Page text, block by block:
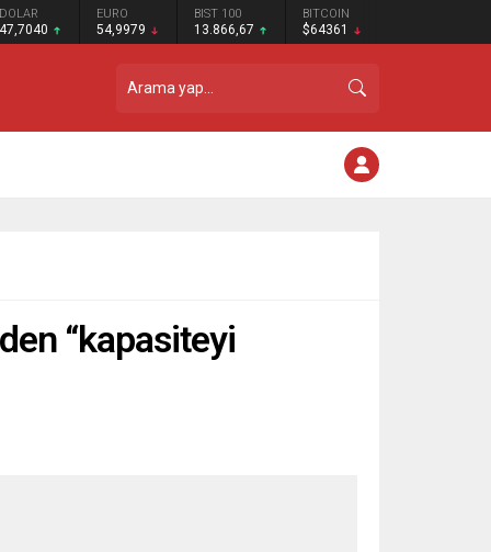
DOLAR
47,7040
EURO
54,9979
BIST 100
13.866,67
BITCOIN
$64361
“kapasiteyi